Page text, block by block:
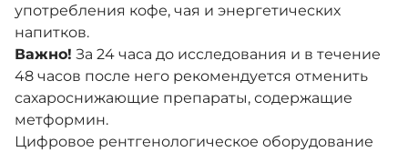
употребления кофе, чая и энергетических
напитков.
Важно! За 24 часа до исследования и в течение
48 часов после него рекомендуется отменить
сахароснижающие препараты, содержащие
метформин.
Цифровое рентгенологическое оборудование